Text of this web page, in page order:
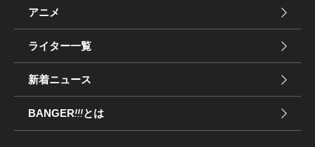
アニメ
ライター一覧
新着ニュース
BANGER!!!とは